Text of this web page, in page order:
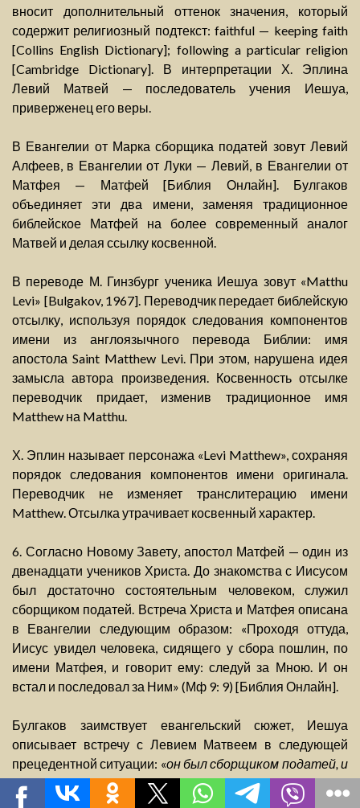
вносит дополнительный оттенок значения, который
содержит религиозный подтекст: faithful — keeping faith
[Collins English Dictionary]; following a particular religion
[Cambridge Dictionary]. В интерпретации Х. Эплина
Левий Матвей — последователь учения Иешуа,
приверженец его веры.
В Евангелии от Марка сборщика податей зовут Левий
Алфеев, в Евангелии от Луки — Левий, в Евангелии от
Матфея — Матфей [Библия Онлайн]. Булгаков
объединяет эти два имени, заменяя традиционное
библейское Матфей на более современный аналог
Матвей и делая ссылку косвенной.
В переводе М. Гинзбург ученика Иешуа зовут «Matthu
Levi» [Bulgakov, 1967]. Переводчик передает библейскую
отсылку, используя порядок следования компонентов
имени из англоязычного перевода Библии: имя
апостола Saint Matthew Levi. При этом, нарушена идея
замысла автора произведения. Косвенность отсылке
переводчик придает, изменив традиционное имя
Matthew на Matthu.
Х. Эплин называет персонажа «Levi Matthew», сохраняя
порядок следования компонентов имени оригинала.
Переводчик не изменяет транслитерацию имени
Matthew. Отсылка утрачивает косвенный характер.
6. Согласно Новому Завету, апостол Матфей — один из
двенадцати учеников Христа. До знакомства с Иисусом
был достаточно состоятельным человеком, служил
сборщиком податей. Встреча Христа и Матфея описана
в Евангелии следующим образом: «Проходя оттуда,
Иисус увидел человека, сидящего у сбора пошлин, по
имени Матфея, и говорит ему: следуй за Мною. И он
встал и последовал за Ним» (Мф 9: 9) [Библия Онлайн].
Булгаков заимствует евангельский сюжет, Иешуа
описывает встречу с Левием Матвеем в следующей
прецедентной ситуации: «он был сборщиком податей, и
я с ним встретился впервые на дороге в Виффагии,
<...> и разговорился с ним. Первоначально он отнесся